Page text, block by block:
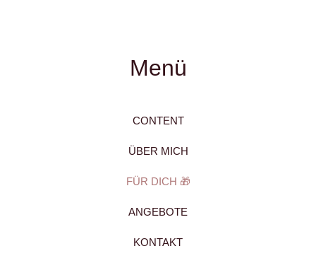
Menü
CONTENT
ÜBER MICH
FÜR DICH 🎁
ANGEBOTE
KONTAKT